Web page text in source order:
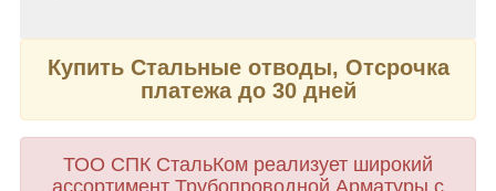
Купить Стальные отводы, Отсрочка
платежа до 30 дней
ТОО СПК СтальКом реализует широкий